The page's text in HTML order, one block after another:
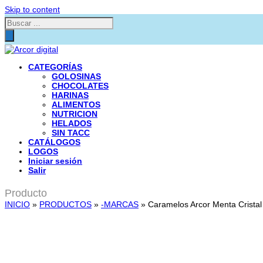
Skip to content
Búsqueda
de
productos
CATEGORÍAS
GOLOSINAS
CHOCOLATES
HARINAS
ALIMENTOS
NUTRICION
HELADOS
SIN TACC
CATÁLOGOS
LOGOS
Iniciar sesión
Salir
Producto
INICIO » PRODUCTOS » -MARCAS » Caramelos Arcor Menta